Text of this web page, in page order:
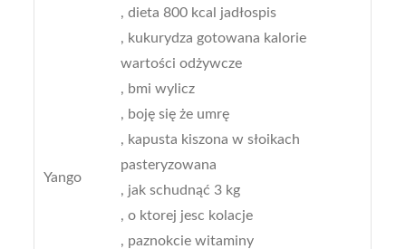
Yango
, dieta 800 kcal jadłospis
, kukurydza gotowana kalorie
wartości odżywcze
, bmi wylicz
, boję się że umrę
, kapusta kiszona w słoikach
pasteryzowana
, jak schudnąć 3 kg
, o ktorej jesc kolacje
, paznokcie witaminy